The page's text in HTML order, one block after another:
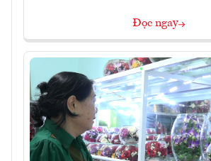
Đọc ngay